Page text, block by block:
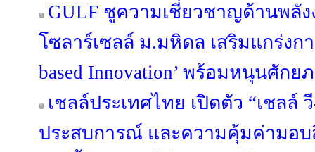
GULF ชูความเชี่ยวชาญด้านพลั
โซลาร์เซลล์ ม.มหิดล เสริมแกร่งก
based Innovation’ พร้อมหนุนศักย
เชลล์ประเทศไทย เปิดตัว “เชลล์
ประสบการณ์ และความคุ้มค่ามอ